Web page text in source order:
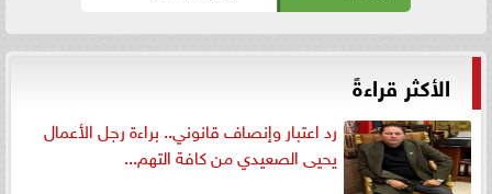
الأكثر قراءةً
رد اعتبار وإنصاف قانوني.. براءة رجل الأعمال
يحيى الصعيدي من كافة التهم...